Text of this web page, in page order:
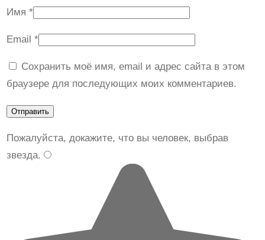
Имя *
Email *
Сохранить моё имя, email и адрес сайта в этом
браузере для последующих моих комментариев.
Пожалуйста, докажите, что вы человек, выбрав
звезда.